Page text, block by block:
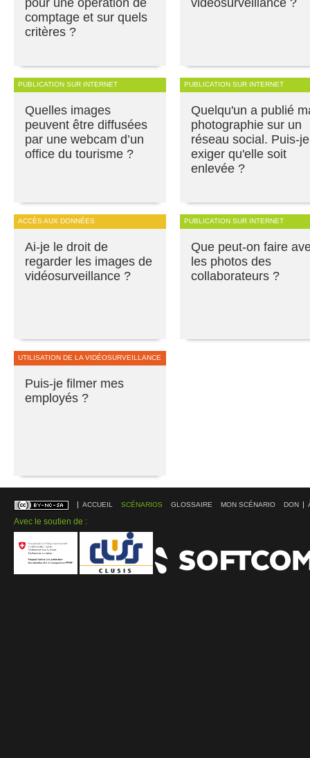
comptage et sur quels
critères ?
PUBLICATION SUR INTERNET
Quelles images
peuvent être diffusées
par une webcam d’un
office du tourisme ?
PUBLICATION SUR INTERNET
Quelqu'un a publié
photographie sur un
réseau social. Puis-je
exiger qu'elle soit
enlevée ?
ACCÈS AUX DONNÉES
Ai-je le droit de
regarder les images de
vidéosurveillance ?
PUBLICATION SUR INTERNET
Que peut-on faire
les photos des
collaborateurs ?
UTILISATION DE LA VIDÉOSURVEILLANCE
Puis-je filmer mes
employés ?
ACCUEIL SCÉNARIOS GLOSSAIRE MON SCÉNARIO DON
Avec le soutien de :